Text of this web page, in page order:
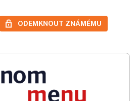
ODEMKNOUT ZNÁMÉMU